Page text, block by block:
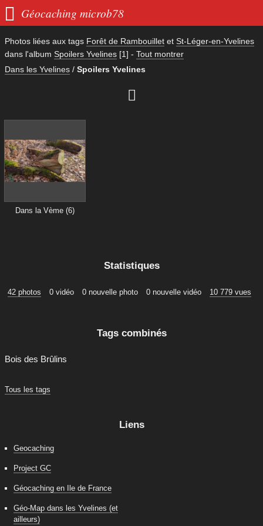
 Géocaching microb78
Photos liées aux tags Forêt de Rambouillet et St-Léger-en-Yvelines
dans l'album Spoilers Yvelines [1] - Tout montrer
Dans les Yvelines / Spoilers Yvelines

Dans la Vème (6)
Statistiques
42 photos 0 vidéo 0 nouvelle photo 0 nouvelle vidéo 10 779 vues
Tags combinés
Bois des Brûlins
Tous les tags
Liens
Geocaching
Project GC
Géocaching en Ile de France
Géo-Map dans les Yvelines (et
ailleurs)